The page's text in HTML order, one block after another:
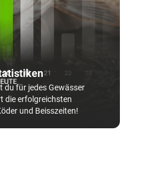
du für jedes Gewässer
die erfolgreichsten
und Beisszeiten!